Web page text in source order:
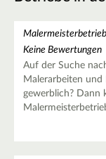
Keine Bewertungen
Auf der Suche
Malerarbeiten
gewerblich? Dann